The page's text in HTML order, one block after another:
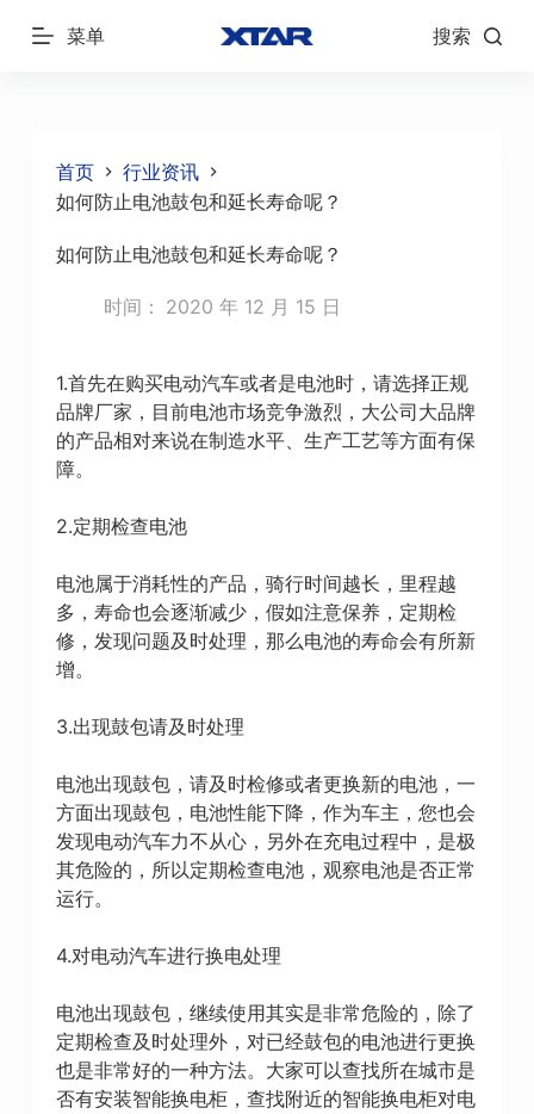
跳
菜单 搜索
首页
行业资讯
如何防止电池鼓包和延长寿命呢？
如何防止电池鼓包和延长寿命呢？
时间： 2020 年 12 月 15 日
1.首先在购买电动汽车或者是电池时，请选择正规
品牌厂家，目前电池市场竞争激烈，大公司大品牌
的产品相对来说在制造水平、生产工艺等方面有保
障。
2.定期检查电池
电池属于消耗性的产品，骑行时间越长，里程越
多，寿命也会逐渐减少，假如注意保养，定期检
修，发现问题及时处理，那么电池的寿命会有所新
增。
3.出现鼓包请及时处理
电池出现鼓包，请及时检修或者更换新的电池，一
方面出现鼓包，电池性能下降，作为车主，您也会
发现电动汽车力不从心，另外在充电过程中，是极
其危险的，所以定期检查电池，观察电池是否正常
运行。
4.对电动汽车进行换电处理
电池出现鼓包，继续使用其实是非常危险的，除了
定期检查及时处理外，对已经鼓包的电池进行更换
也是非常好的一种方法。大家可以查找所在城市是
否有安装智能换电柜，查找附近的智能换电柜对电